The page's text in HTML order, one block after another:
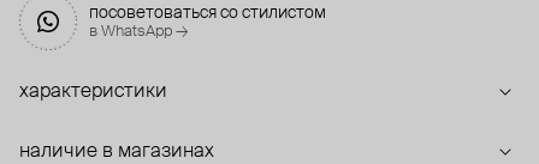
посоветоваться со стилистом
в WhatsApp →
характеристики
наличие в магазинах